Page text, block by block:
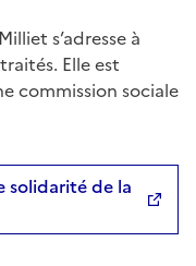
s’adresse à
Elle est
commission sociale
solidarité de la